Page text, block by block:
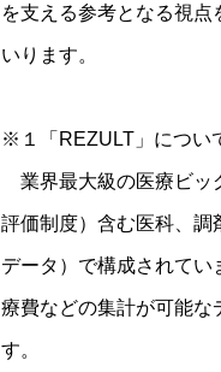
を支える参考となる視
いります。
※１「REZULT」につい
業界最大級の医療ビッ
評価制度）含む医科、調
データ）で構成されて
療費などの集計が可能な
す。